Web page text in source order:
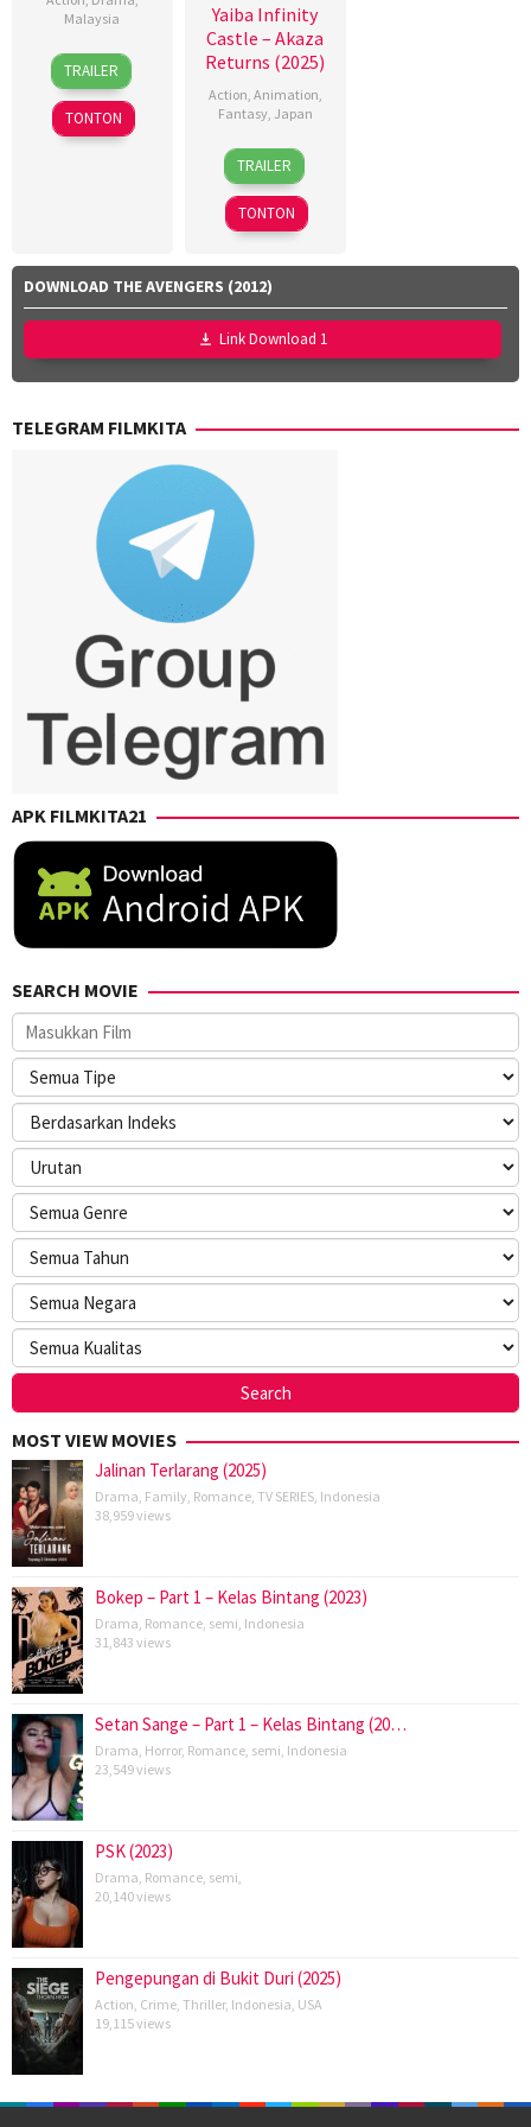
Malaysia
9
Apr
2026
Dyeanna
Jemat
Faisal
Ishak,
TRAILER
TONTON
Yaiba Infinity
Castle – Akaza
Returns (2025)
Action, Animation,
Fantasy, Japan
18
Jul
2025
Akihiko
Uda,
Haruo
Sotozaki
Hosokawa
Kei
Tsunematsu,
Ken
Nakazawa,
Harada,
Yuji
Shimizu
Kubo
TRAILER
TONTON
DOWNLOAD THE AVENGERS (2012)
Link Download 1
TELEGRAM FILMKITA
APK FILMKITA21
SEARCH MOVIE
MOST VIEW MOVIES
Jalinan Terlarang (2025)
Drama Family Romance TV SERIES Indonesia
38,959 views
Bokep – Part 1 – Kelas Bintang (2023)
Drama Romance semi Indonesia
31,843 views
Setan Sange – Part 1 – Kelas Bintang (20…
Drama Horror, Romance semi Indonesia
23,549 views
PSK (2023)
Drama Romance semi
20,140 views
Pengepungan di Bukit Duri (2025)
Action Crime Thriller, Indonesia USA
19,115 views